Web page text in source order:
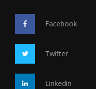
Facebook
Twitter
Linkedin